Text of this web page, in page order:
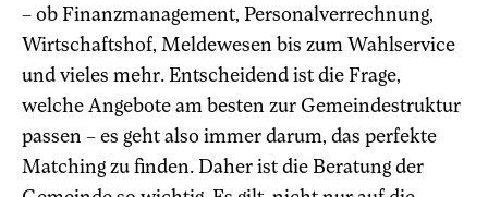
– ob Finanzmanagement, Personalverrechnung,
Wirtschaftshof, Meldewesen bis zum Wahlservice
und vieles mehr. Entscheidend ist die Frage,
welche Angebote am besten zur Gemeindestruktur
passen – es geht also immer darum, das perfekte
Matching zu finden. Daher ist die Beratung der